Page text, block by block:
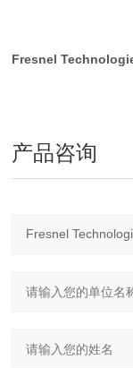
Fresnel
产品咨询